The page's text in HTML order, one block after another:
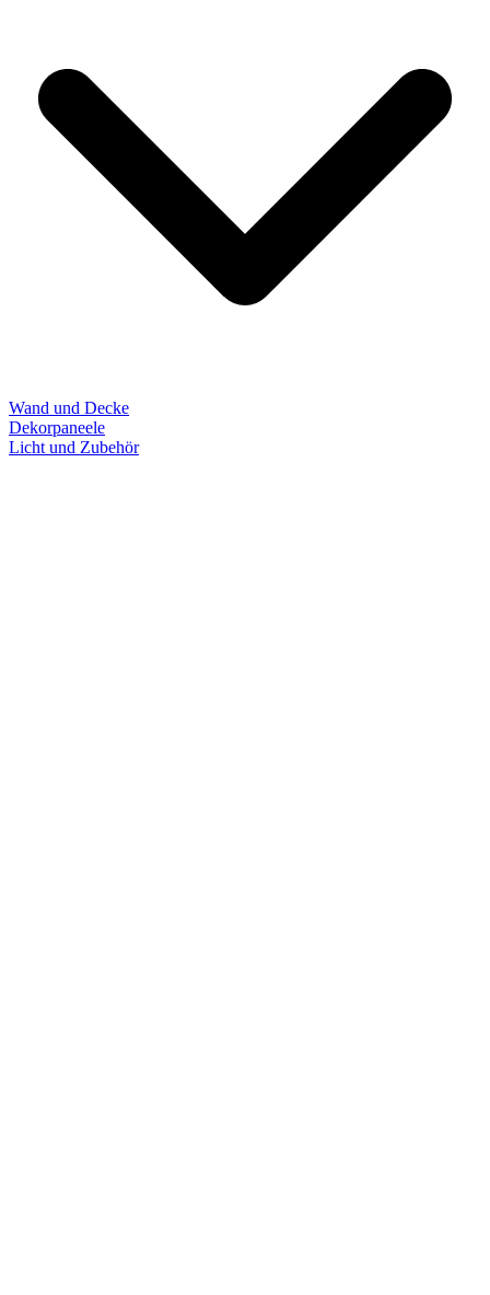
Wand und Decke
Dekorpaneele
Licht und Zubehör